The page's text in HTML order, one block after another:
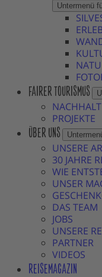
Untermenü
FAIRER TOURISMUS
PROJEKTE
ÜBER UNS
UNSERE
30 JAHRE
WIE
UNSER
DAS TEAM
JOBS
UNSERE
PARTNER
VIDEOS
REISEMAGAZIN